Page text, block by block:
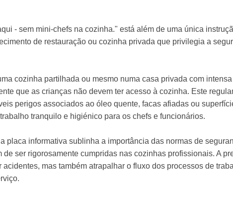
- sem mini-chefs na cozinha." está além de uma única
de restauração ou cozinha privada que privilegia a
cozinha partilhada ou mesmo numa casa privada com
que as crianças não devem ter acesso à cozinha. Este
perigos associados ao óleo quente, facas afiadas ou
tranquilo e higiénico para os chefs e funcionários.
placa informativa sublinha a importância das normas de
de ser rigorosamente cumpridas nas cozinhas profissionais. A
mas também atrapalhar o fluxo dos processos de